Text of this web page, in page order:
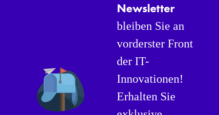
Newsletter
bleiben Sie an
vorderster Front
der IT-
Innovationen!
Erhalten Sie